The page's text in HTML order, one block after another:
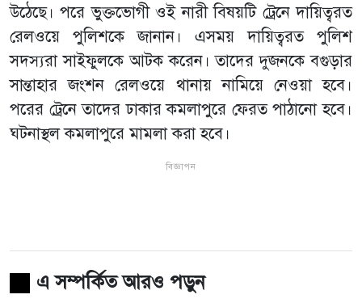
উঠেছে। পরে ভুক্তভোগী ওই নারী বিষয়টি ট্রেনে দায়িত্বরত
রেলওয়ে পুলিশকে জানান। এসময় দায়িত্বরত পুলিশ
সদস্যরা সাইফুলকে আটক করেন। তাদের দুজনকে বগুড়ার
সান্তাহার জংশন রেলওয়ে থানায় নামিয়ে নেওয়া হবে।
পরের ট্রেনে তাদের ঢাকার কমলাপুরে ফেরত পাঠানো হবে।
ঘটনাস্থল কমলাপুরে মামলা করা হবে।
বিজ্ঞাপন
এ সম্পর্কিত আরও পড়ুন